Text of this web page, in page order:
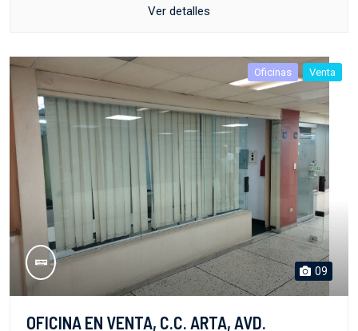
Ver detalles
Oficinas Venta
09
OFICINA EN VENTA, C.C. ARTA, AVD.